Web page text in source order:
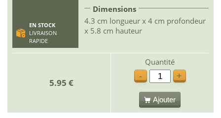
EN STOCK
LIVRAISON
RAPIDE
Dimensions
4.3 cm longueur x 4 cm profondeur
x 5.8 cm hauteur
5.95 €
Quantité
-
+
Ajouter